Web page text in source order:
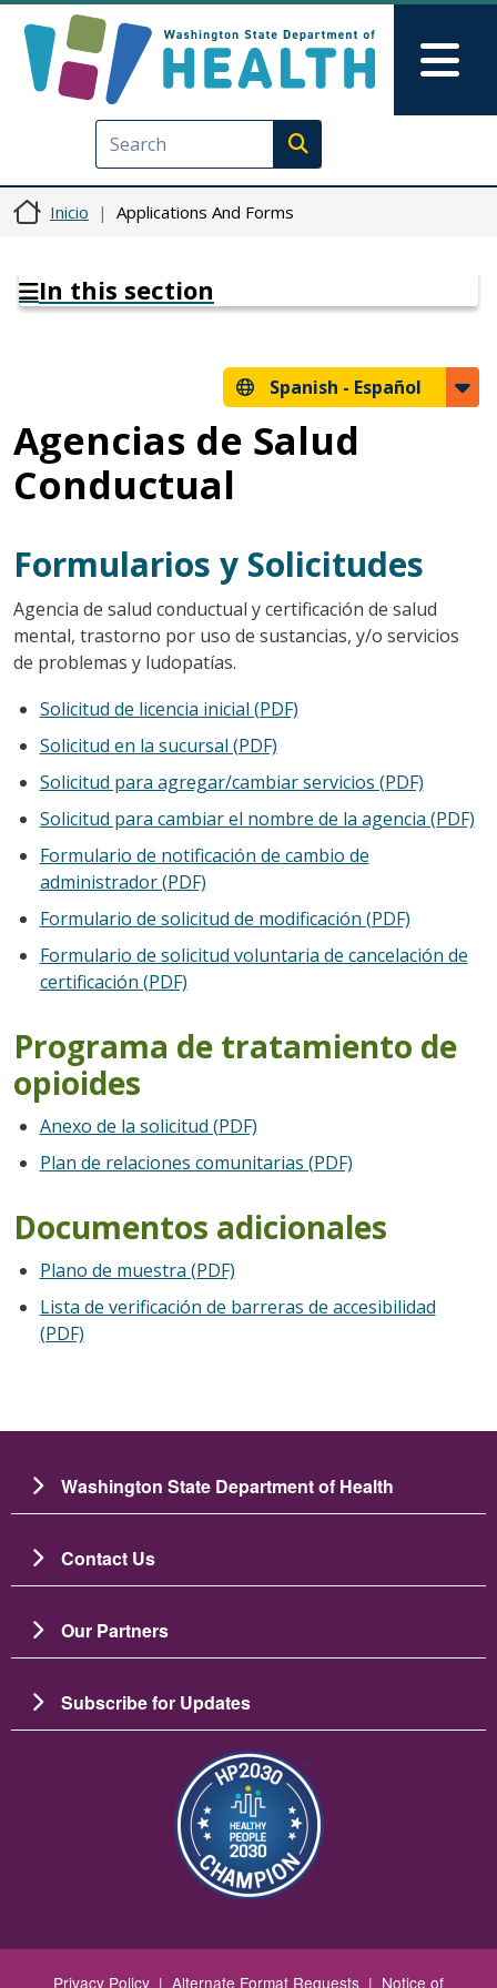
Execute search
Inicio Applications And Forms
In this section
Spanish - Español
Agencias de Salud
Conductual
Formularios y Solicitudes
Agencia de salud conductual y certificación de salud
mental, trastorno por uso de sustancias, y/o servicios
de problemas y ludopatías.
Solicitud de licencia inicial (PDF)
Solicitud en la sucursal (PDF)
Solicitud para agregar/cambiar servicios (PDF)
Solicitud para cambiar el nombre de la agencia (PDF)
Formulario de notificación de cambio de
administrador (PDF)
Formulario de solicitud de modificación (PDF)
Formulario de solicitud voluntaria de cancelación de
certificación (PDF)
Programa de tratamiento de
opioides
Anexo de la solicitud (PDF)
Plan de relaciones comunitarias (PDF)
Documentos adicionales
Plano de muestra (PDF)
Lista de verificación de barreras de accesibilidad
(PDF)
Washington State Department of Health
Contact Us
Our Partners
Subscribe for Updates
Imagen
Privacy Policy | Alternate Format Requests | Notice of